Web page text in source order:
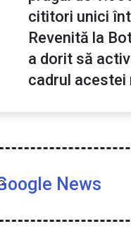
cititori unici
Revenită la
a dorit să
cadrul acestei
News